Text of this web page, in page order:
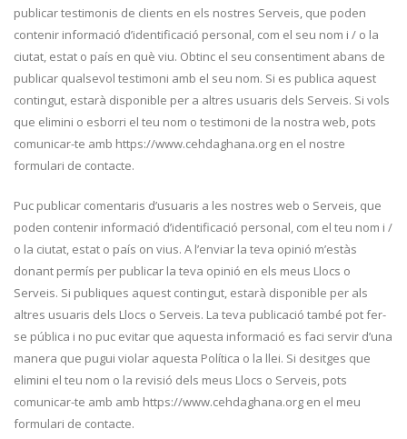
publicar testimonis de clients en els nostres Serveis, que poden
contenir informació d’identificació personal, com el seu nom i / o la
ciutat, estat o país en què viu. Obtinc el seu consentiment abans de
publicar qualsevol testimoni amb el seu nom. Si es publica aquest
contingut, estarà disponible per a altres usuaris dels Serveis. Si vols
que elimini o esborri el teu nom o testimoni de la nostra web, pots
comunicar-te amb https://www.cehdaghana.org en el nostre
formulari de contacte.
Puc publicar comentaris d’usuaris a les nostres web o Serveis, que
poden contenir informació d’identificació personal, com el teu nom i /
o la ciutat, estat o país on vius. A l’enviar la teva opinió m’estàs
donant permís per publicar la teva opinió en els meus Llocs o
Serveis. Si publiques aquest contingut, estarà disponible per als
altres usuaris dels Llocs o Serveis. La teva publicació també pot fer-
se pública i no puc evitar que aquesta informació es faci servir d’una
manera que pugui violar aquesta Política o la llei. Si desitges que
elimini el teu nom o la revisió dels meus Llocs o Serveis, pots
comunicar-te amb amb https://www.cehdaghana.org en el meu
formulari de contacte.